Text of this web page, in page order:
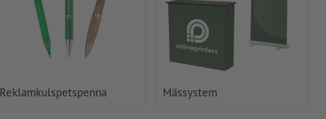
Reklamkulspetspenna Mässystem